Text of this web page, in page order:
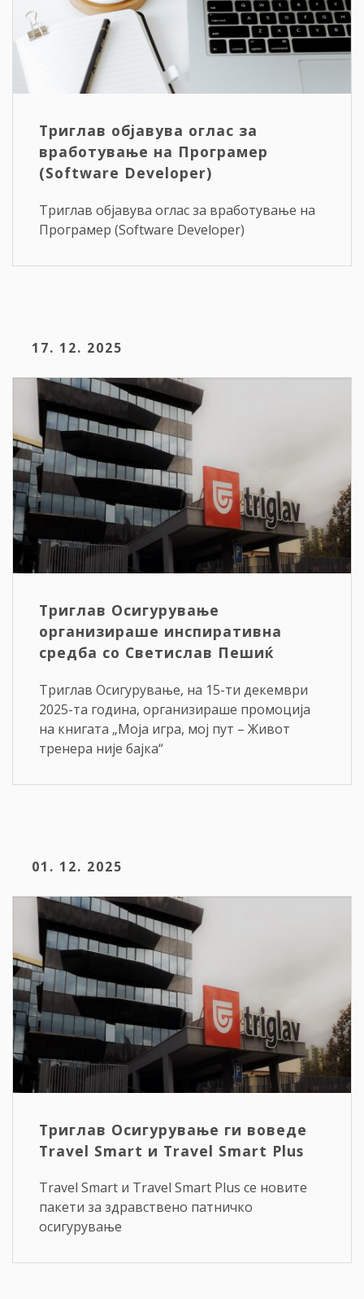
Триглав објавува оглас за
вработување на Програмер
(Software Developer)
Триглав објавува оглас за вработување на
Програмер (Software Developer)
17. 12. 2025
Триглав Осигурување
организираше инспиративна
средба со Светислав Пешиќ
Триглав Осигурување, на 15-ти декември
2025-та година, организираше промоција
на книгата „Моја игра, мој пут – Живот
тренера није бајка“
01. 12. 2025
Триглав Осигурување ги воведе
Travel Smart и Travel Smart Plus
Travel Smart и Travel Smart Plus се новите
пакети за здравствено патничко
осигурување